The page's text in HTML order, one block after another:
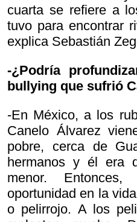
cuarta se refiere a
tuvo para encontrar
explica Sebastián
-¿Podría
bullying que sufrió
-En México, a los
Canelo Álvarez
pobre, cerca de
hermanos y él era
menor.
oportunidad en la
o pelirrojo. A los